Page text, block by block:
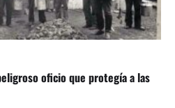
oficio que protegía a las